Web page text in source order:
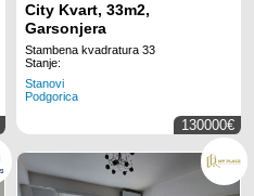
City Kvart, 33m2,
Garsonjera
Stambena kvadratura 33
Stanje:
Stanovi
Podgorica
130000€